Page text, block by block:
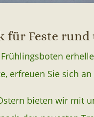
für Feste rund
erfreuen Sie sich
bieten wir mit